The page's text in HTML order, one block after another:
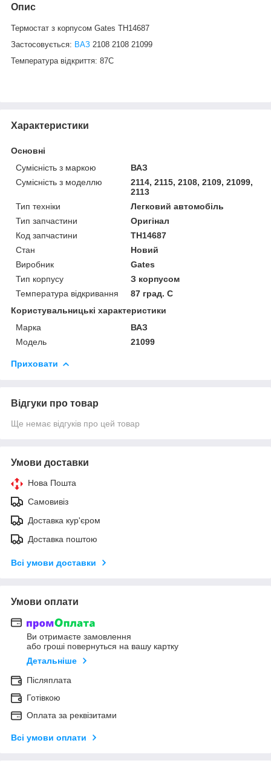
Опис
Термостат з корпусом Gates TH14687
Застосовується: ВАЗ 2108 2108 21099
Температура відкриття: 87С
Характеристики
Основні
Сумісність з маркою
ВАЗ
Сумісність з моделлю
2114, 2115, 2108, 2109, 21099,
2113
Тип техніки
Легковий автомобіль
Тип запчастини
Оригінал
Код запчастини
TH14687
Стан
Новий
Виробник
Gates
Тип корпусу
З корпусом
Температура відкривання
87 град. C
Користувальницькі характеристики
Марка
ВАЗ
Модель
21099
Приховати
Відгуки про товар
Ще немає відгуків про цей товар
Умови доставки
Нова Пошта
Самовивіз
Доставка кур'єром
Доставка поштою
Всі умови доставки
Умови оплати
Ви отримаєте замовлення
або гроші повернуться на вашу картку
Детальніше
Післяплата
Готівкою
Оплата за реквізитами
Всі умови оплати